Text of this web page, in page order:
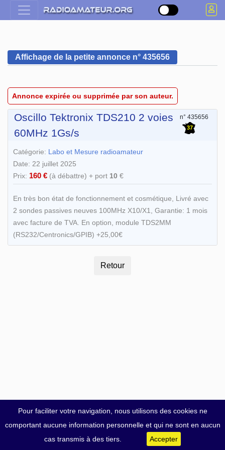
Pour faciliter votre navigation, nous utilisons des cookies ne
comportant aucune information personnelle et qui ne sont en aucun
cas transmis à des tiers.
Accepter
Affichage de la petite annonce n° 435656
Annonce expirée ou supprimée par son auteur.
Oscillo Tektronix TDS210 2 voies
60MHz 1Gs/s
n° 435656
37
Catégorie: Labo et Mesure radioamateur
Date: 22 juillet 2025
Prix: 160 € (à débattre) + port 10€
En très bon état de fonctionnement et cosmétique, Livré avec
2 sondes passives neuves 100MHz X10/X1, Garantie: 1 mois
avec facture de TVA. En option, module TDS2MM
(RS232/Centronics/GPIB) +25,00€